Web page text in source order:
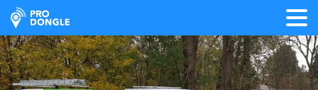
ProDongle Track & Trace